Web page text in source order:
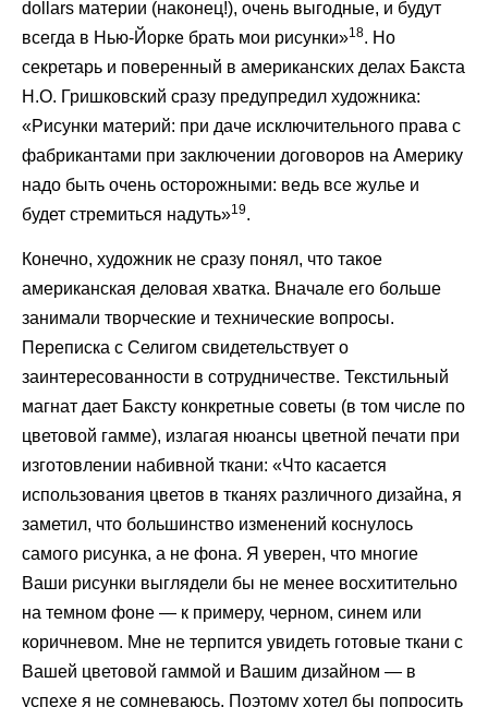
dollars материи (наконец!), очень выгодные, и будут
всегда в Нью-Йорке брать мои рисунки»18. Но
секретарь и поверенный в американских делах Бакста
Н.О. Гришковский сразу предупредил художника:
«Рисунки материй: при даче исключительного права с
фабрикантами при заключении договоров на Америку
надо быть очень осторожными: ведь все жулье и
будет стремиться надуть»19.
Конечно, художник не сразу понял, что такое
американская деловая хватка. Вначале его больше
занимали творческие и технические вопросы.
Переписка с Селигом свидетельствует о
заинтересованности в сотрудничестве. Текстильный
магнат дает Баксту конкретные советы (в том числе по
цветовой гамме), излагая нюансы цветной печати при
изготовлении набивной ткани: «Что касается
использования цветов в тканях различного дизайна, я
заметил, что большинство изменений коснулось
самого рисунка, а не фона. Я уверен, что многие
Ваши рисунки выглядели бы не менее восхитительно
на темном фоне — к примеру, черном, синем или
коричневом. Мне не терпится увидеть готовые ткани с
Вашей цветовой гаммой и Вашим дизайном — в
успехе я не сомневаюсь. Поэтому хотел бы попросить